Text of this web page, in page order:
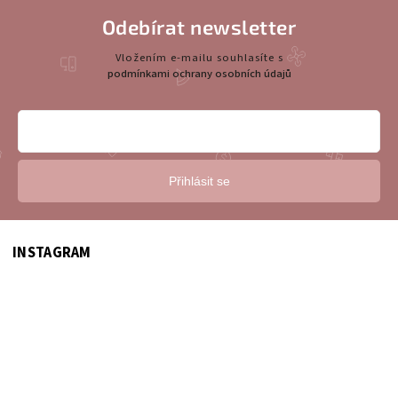
INSTAGRAM
Odebírat newsletter
Vložením e-mailu souhlasíte s
podmínkami ochrany osobních údajů
Přihlásit se